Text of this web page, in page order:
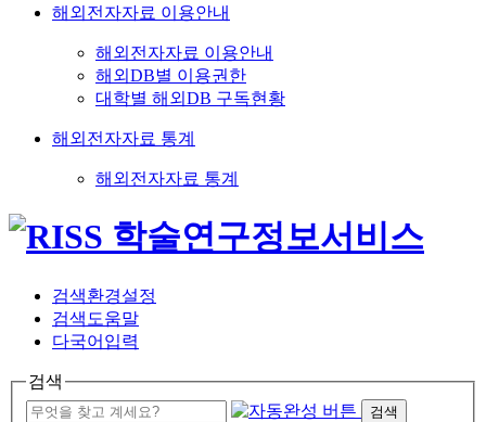
해외전자자료 이용안내
해외전자자료 이용안내
해외DB별 이용권한
대학별 해외DB 구독현황
해외전자자료 통계
해외전자자료 통계
검색환경설정
검색도움말
다국어입력
검색
검색